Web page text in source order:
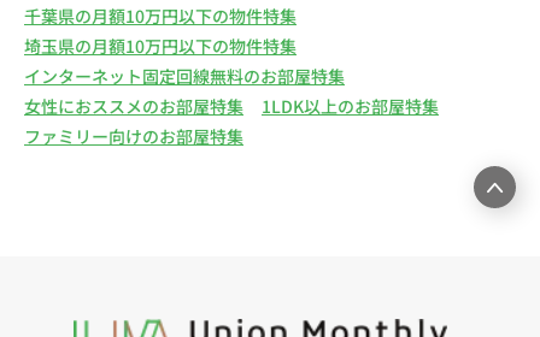
千葉県の月額10万円以下の物件特集
埼玉県の月額10万円以下の物件特集
インターネット固定回線無料のお部屋特集
女性におススメのお部屋特集
1LDK以上のお部屋特集
ファミリー向けのお部屋特集